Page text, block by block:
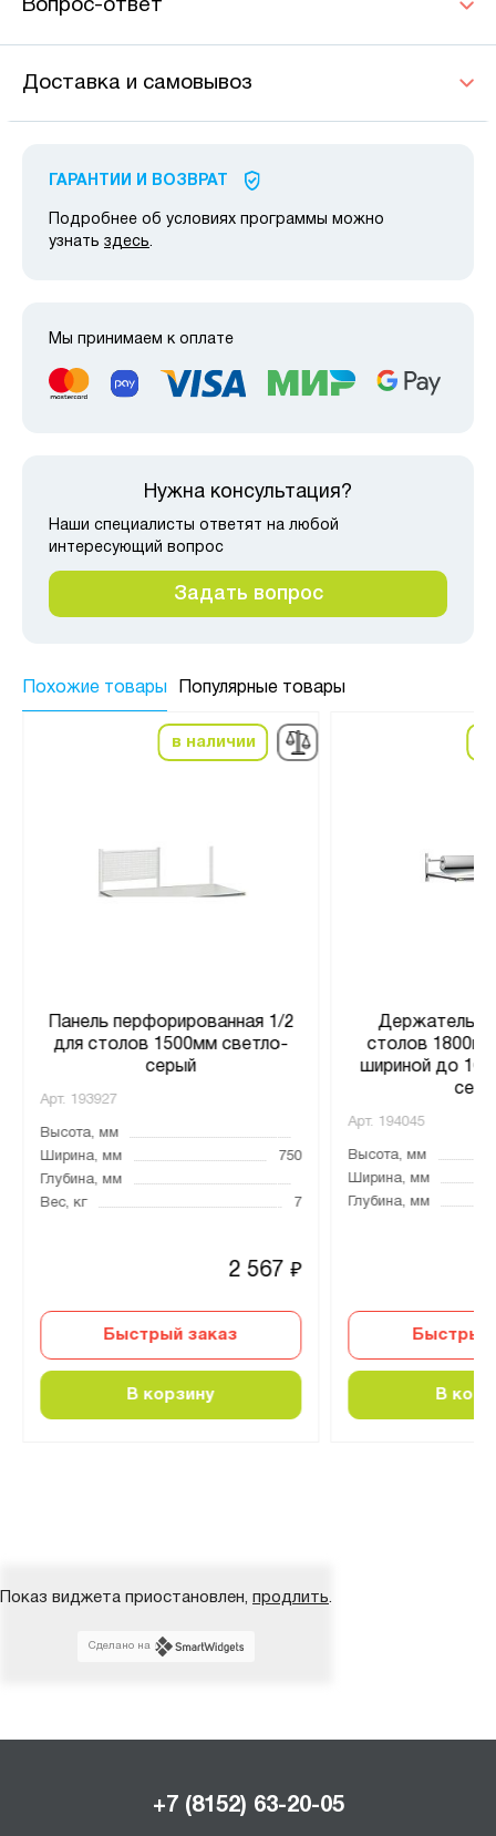
Вопрос-ответ
Доставка и самовывоз
ГАРАНТИИ И ВОЗВРАТ
Подробнее об условиях программы можно
узнать здесь.
Мы принимаем к оплате
Нужна консультация?
Наши специалисты ответят на любой
интересующий вопрос
Задать вопрос
Похожие товары Популярные товары
в наличии
Панель перфорированная 1/2
для столов 1500мм светло-
серый
Арт. 193927
Высота, мм
Ширина, мм
750
Глубина, мм
Вес, кг
7
2 567₽
Быстрый заказ
В корзину
Держатель
столов
шириной до
Арт. 194045
Высота, мм
Ширина, мм
Глубина, мм
Быстрый
В
Показ виджета приостановлен, продлить.
Сделано на
+7 (8152) 63-20-05